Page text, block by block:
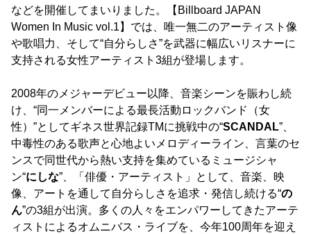
などを開催してまいりました。【Billboard JAPAN
Women In Music vol.1】では、唯一無二のアーティスト像
や歌唱力、そして“自分らしさ”を武器に幅広いリスナーに
支持される女性アーティスト3組が登場します。
2008年のメジャーデビュー以降、音楽シーンを賑わし続
け、“同一メンバーによる最長活動ロックバンド（女
性）”としてギネス世界記録TMに挑戦中の“SCANDAL”、
中毒性のある歌声と心地よいメロディーライン、言葉のセ
ンスで同世代から熱い支持を集めているミュージシャ
ン“にしな”、「俳優・アーティスト」として、音楽、映
像、アートを通して自分らしさを追求・発信し続ける“の
ん”の3組が出演。多くの人々をエンパワーしてきたアーテ
ィストによるオムニバス・ライブを、今年100周年を迎え